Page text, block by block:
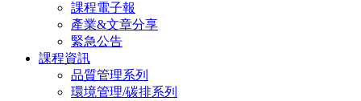
課程電子報
產業&文章分享
緊急公告
課程資訊
品質管理系列
環境管理/碳排系列